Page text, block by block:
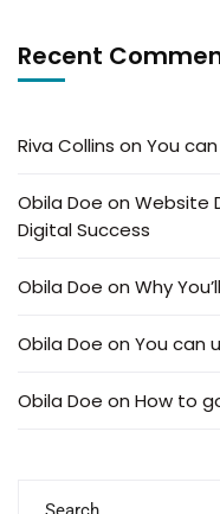
Recent
Riva Collins on You
Obila Doe on Website
Digital Success
Obila Doe on Why
Obila Doe on You can
Obila Doe on How to